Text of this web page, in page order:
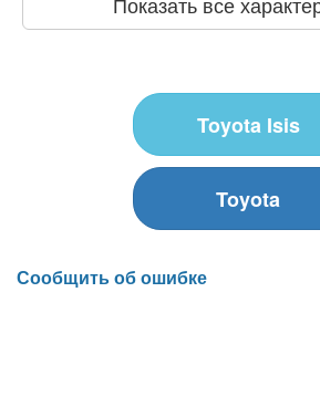
Toyota Isis
Toyota
Сообщить об ошибке